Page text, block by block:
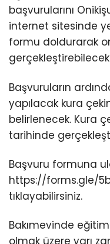
başvurularını
internet sitesinde
formu doldurarak
Başvuruların
yapılacak kura
belirlenecek. Kura
tarihinde
Başvuru formuna
https://forms.gle/
tıklayabilirsiniz.
Bakımevinde
olmak üzere yarı